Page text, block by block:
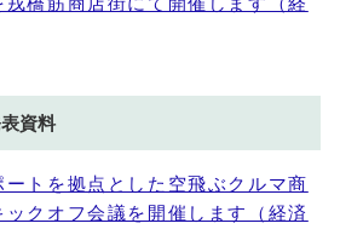
橋筋商店街にて開催します（経
資料
ートを拠点とした空飛ぶクルマ商
ックオフ会議を開催します（経済